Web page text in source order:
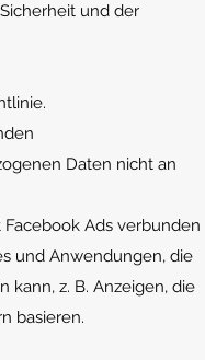
und der
Daten nicht an
Ads verbunden
und Anwendungen, die
kann, z. B. Anzeigen, die
basieren.